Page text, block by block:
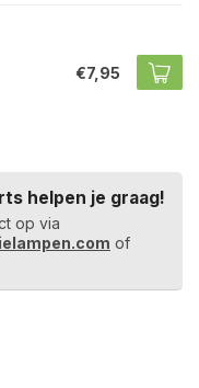
€7,95
helpen je graag!
op via
of